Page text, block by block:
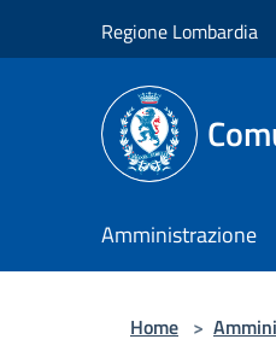
Regione Lombardia
Amministrazione
Home >